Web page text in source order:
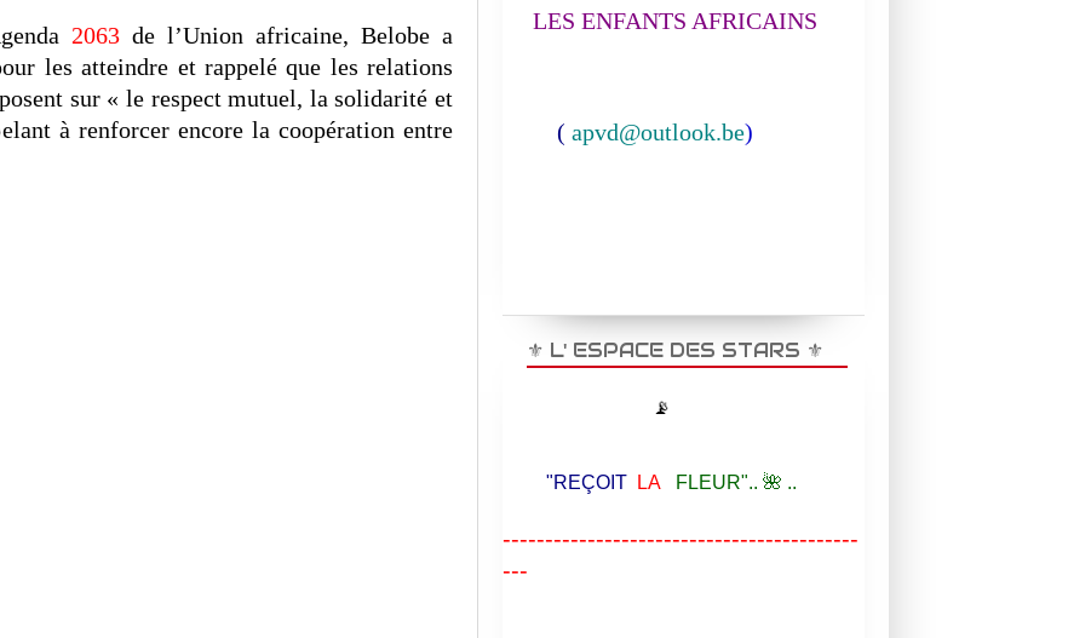
2063 de l’Union africaine, Belobe a
les atteindre et rappelé que les relations
sur « le respect mutuel, la solidarité et
à renforcer encore la coopération entre
LES ENFANTS AFRICAINS
( apvd@outlook.be)
⚜️ L' ESPACE DES STARS ⚜️
📡
"REÇOIT LA FLEUR".. 🌺 ..
------------------------------------------
---